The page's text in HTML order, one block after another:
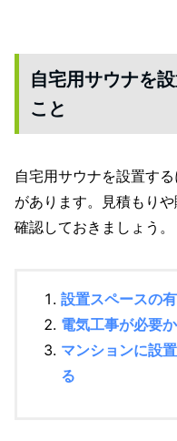
自宅用サウナを
こと
自宅用サウナを設置す
があります。見積もり
確認しておきましょう。
設置スペースの
電気工事が必要
マンションに設
る